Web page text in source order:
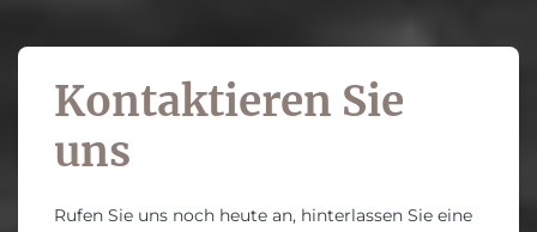
Kontaktieren Sie
uns
Rufen Sie uns noch heute an, hinterlassen Sie eine